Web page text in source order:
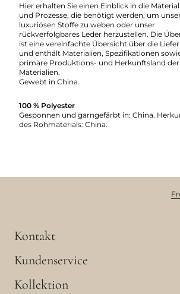
Hier erhalten Sie einen Einblick in die
und Prozesse, die benötigt werden, um
luxuriösen Stoffe zu weben oder unser
rückverfolgbares Leder herzustellen. Die
ist eine vereinfachte Übersicht über die
und enthält Materialien, Spezifikationen
primäre Produktions- und Herkunftsland der
Materialien.
Gewebt in China.
100 % Polyester
Gesponnen und garngefärbt in: China.
des Rohmaterials: China.
Kontakt
Kundenservice
Kollektion